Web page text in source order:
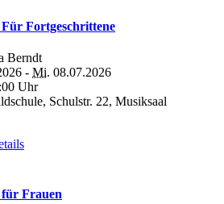
Fortgeschrittene
Berndt
- Mi. 08.07.2026
Uhr
Schulstr. 22, Musiksaal
für Frauen